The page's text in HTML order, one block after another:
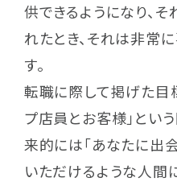
供できるようになり、
れたとき、それは非常
す。
転職に際して掲げた目
プ店員とお客様」とい
来的には「あなたに出
いただけるような人間